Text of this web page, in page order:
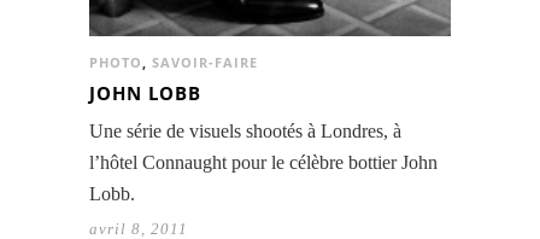
PHOTO SAVOIR-FAIRE
JOHN LOBB
Une série de visuels shootés à Londres, à
l’hôtel Connaught pour le célèbre bottier John
Lobb.
avril 8, 2011